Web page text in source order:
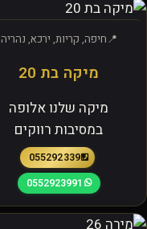
חיפה, קריות, ירכא, נהריה
מיקה בת 20
מיקה שלנו אלופה
במסיבות רווקים
0552923391
0552923991